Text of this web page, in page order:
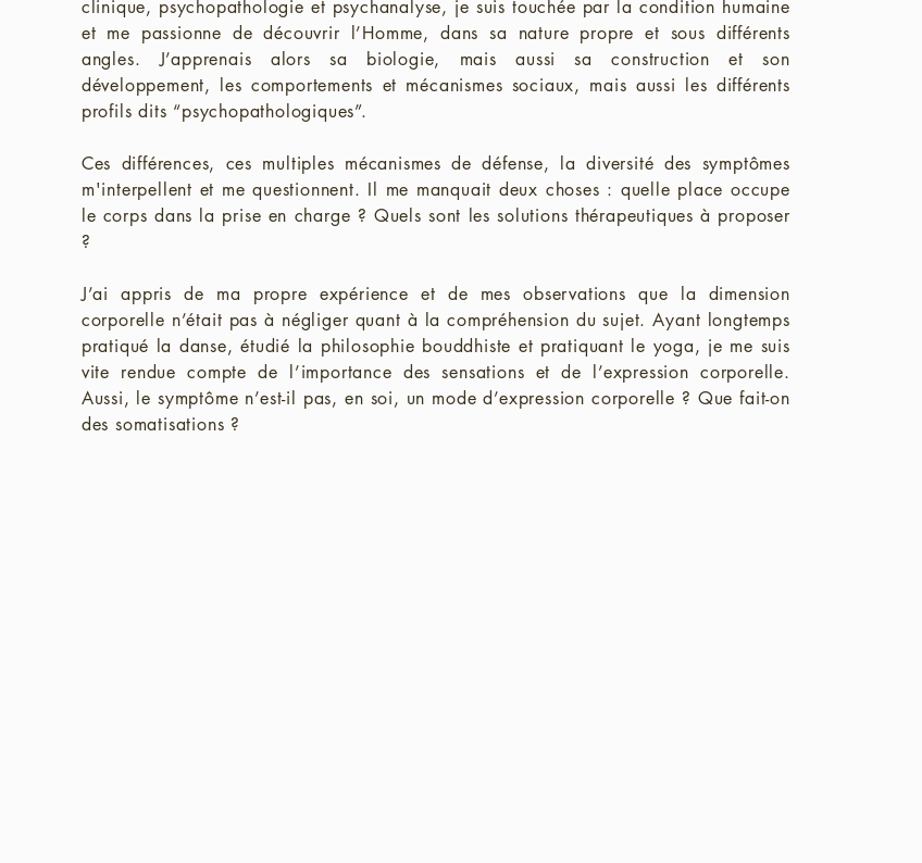
clinique, psychopathologie et psychanalyse, je suis touchée par la condition humaine
et me passionne de découvrir l’Homme, dans sa nature propre et sous différents
angles. J’apprenais alors sa biologie, mais aussi sa construction et son
développement, les comportements et mécanismes sociaux, mais aussi les différents
profils dits “psychopathologiques”.
Ces différences, ces multiples mécanismes de défense, la diversité des symptômes
m'interpellent et me questionnent. Il me manquait deux choses : quelle place occupe
le corps dans la prise en charge ? Quels sont les solutions thérapeutiques à proposer
?
J’ai appris de ma propre expérience et de mes observations que la dimension
corporelle n’était pas à négliger quant à la compréhension du sujet. Ayant longtemps
pratiqué la danse, étudié la philosophie bouddhiste et pratiquant le yoga, je me suis
vite rendue compte de l’importance des sensations et de l’expression corporelle.
Aussi, le symptôme n’est-il pas, en soi, un mode d’expression corporelle ? Que fait-on
des somatisations ?